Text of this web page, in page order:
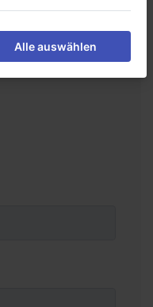
Alle auswählen